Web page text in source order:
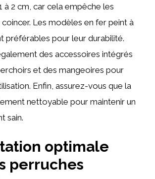
à 2 cm, car cela empêche les
Les modèles en fer peint à
préférables pour leur durabilité.
des accessoires intégrés
et des mangeoires pour
Enfin, assurez-vous que la
nettoyable pour maintenir un
sain.
optimale
perruches